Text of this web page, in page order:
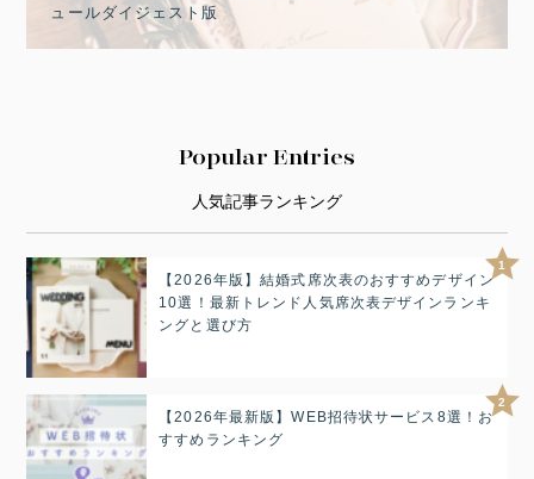
ュールダイジェスト版
Popular Entries
人気記事ランキング
1
【2026年版】結婚式席次表のおすすめデザイン
10選！最新トレンド人気席次表デザインランキ
ングと選び方
2
【2026年最新版】WEB招待状サービス8選！お
すすめランキング